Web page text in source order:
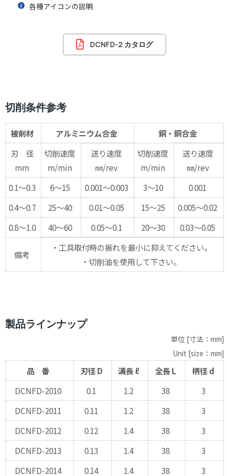
各種アイコンの説明
DCNFD-2 カタログ
切削条件参考
被削材 アルミニウム合金
銅・銅合金
刃 径
mm
切削速度
m/min
送り速度
㎜/rev
切削速度
m/min
送り速度
㎜/rev
0.1～0.3
6～15 0.001～0.003 3～10
0.001
0.4～0.7
25～40 0.01～0.05 15～25
0.005～0.02
0.8～1.0
40～60 0.05～0.1 20～30 0.03～0.05
備考
・工具取付時の振れを最小に抑えてください。
・切削油を使用して下さい。
製品ラインナップ
単位 [寸法：mm]
Unit [size：mm]
品 番 刃径 D 溝長 ℓ 全長 L
柄径 d
DCNFD-2010
0.1 1.2 38
3
DCNFD-2011
0.11 1.2 38
3
DCNFD-2012
0.12 1.4 38
3
DCNFD-2013
0.13 1.4 38
3
DCNFD-2014
0.14 1.4 38 3